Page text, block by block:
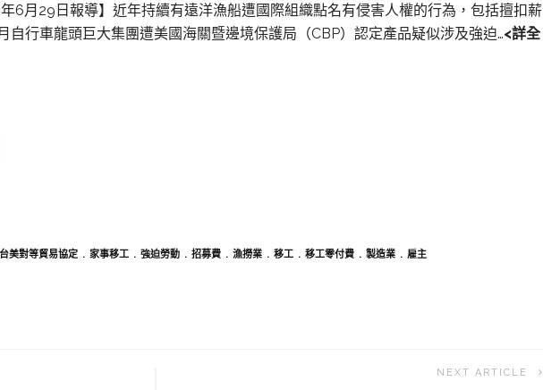
6月29日報導】近年持續有遠洋漁船遭國際組織點名有侵害人權的行為，包括擅扣薪
自行車龍頭巨大集團遭美國海關暨邊境保護局（CBP）認定產品疑似涉及強迫…<詳全
台美對等貿易協定 家事移工 強迫勞動 招募費 漁撈業 移工 移工零付費 製造業 雇主
NEXT ARTICLE